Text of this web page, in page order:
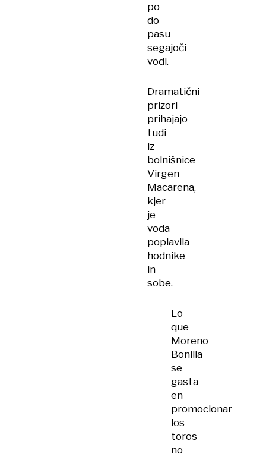
po
do
pasu
segajoči
vodi.
Dramatični
prizori
prihajajo
tudi
iz
bolnišnice
Virgen
Macarena,
kjer
je
voda
poplavila
hodnike
in
sobe.
Lo
que
Moreno
Bonilla
se
gasta
en
promocionar
los
toros
no